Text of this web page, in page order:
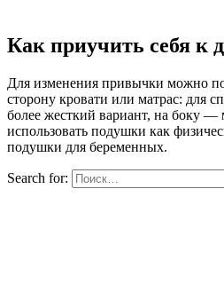
Как приучить себя к
Для изменения привычки можно
сторону кровати или матрас: для
более жесткий вариант, на боку
использовать подушки как
подушки для беременных.
Search for: